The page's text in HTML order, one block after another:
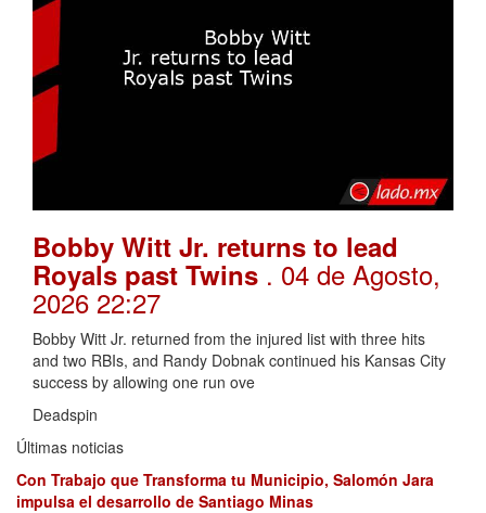
Bobby Witt Jr. returns to lead
Royals past Twins . 04 de Agosto,
2026 22:27
Bobby Witt Jr. returned from the injured list with three hits
and two RBIs, and Randy Dobnak continued his Kansas City
success by allowing one run ove
Deadspin
Últimas noticias
Con Trabajo que Transforma tu Municipio, Salomón Jara
impulsa el desarrollo de Santiago Minas